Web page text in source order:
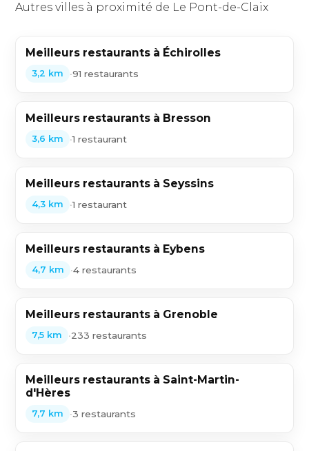
Autres villes à proximité de Le Pont-de-Claix
Meilleurs restaurants à Échirolles
3,2 km •91 restaurants
Meilleurs restaurants à Bresson
3,6 km •1 restaurant
Meilleurs restaurants à Seyssins
4,3 km •1 restaurant
Meilleurs restaurants à Eybens
4,7 km •4 restaurants
Meilleurs restaurants à Grenoble
7,5 km •233 restaurants
Meilleurs restaurants à Saint-Martin-
d'Hères
7,7 km •3 restaurants